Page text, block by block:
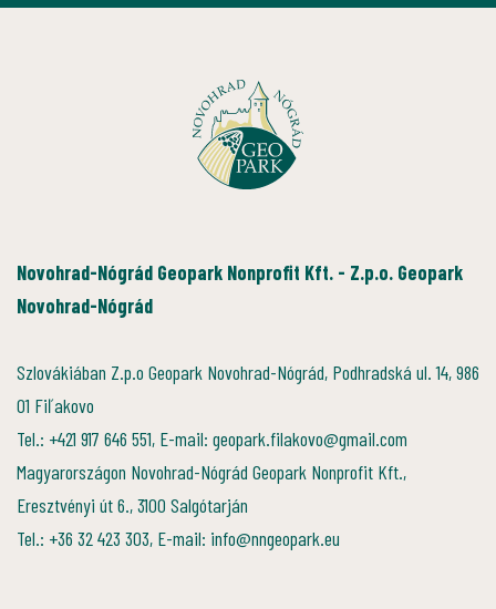
Novohrad-Nógrád Geopark Nonprofit Kft. - Z.p.o. Geopark
Novohrad-Nógrád
Szlovákiában Z.p.o Geopark Novohrad-Nógrád, Podhradská ul. 14, 986
01 Fiľakovo
Tel.: +421 917 646 551, E-mail: geopark.filakovo@gmail.com
Magyarországon Novohrad-Nógrád Geopark Nonprofit Kft.,
Eresztvényi út 6., 3100 Salgótarján
Tel.: +36 32 423 303, E-mail: info@nngeopark.eu